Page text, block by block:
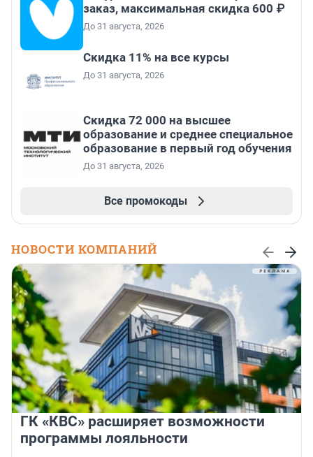
заказ, максимальная скидка 600 ₽
До 31 августа, 2026
Скидка 11% на все курсы
До 31 августа, 2026
Скидка 72 000 на высшее
образование и среднее специальное
образование в первый год обучения
До 31 августа, 2026
Все промокоды
НОВОСТИ КОМПАНИЙ
ГК «КВС» расширяет возможности
программы лояльности